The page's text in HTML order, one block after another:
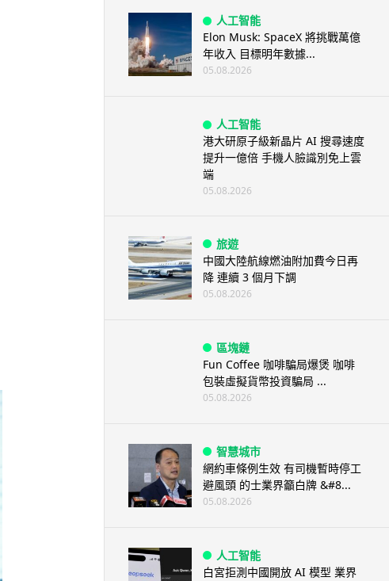
人工智能
Elon Musk: SpaceX 將挑戰萬億
年收入 目標明年數據...
05.08.2026
人工智能
港大研原子級新晶片 AI 搜尋速度
提升一億倍 手機人臉識別免上雲
端
05.08.2026
旅遊
中國大陸航線燃油附加費今日再
降 連續 3 個月下調
05.08.2026
區塊鏈
Fun Coffee 咖啡騙局爆煲 咖啡
包裝虛擬貨幣投資騙局 ...
05.08.2026
智慧城市
網約車條例生效 有司機暫時停工
避風頭 的士業界籲白牌 &#8...
05.08.2026
人工智能
白宮拒測中國開放 AI 模型 業界